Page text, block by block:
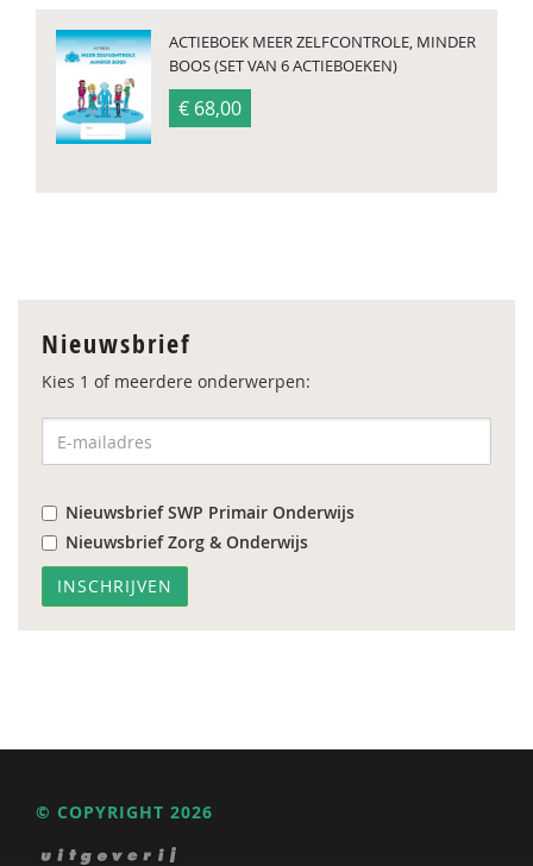
ACTIEBOEK MEER ZELFCONTROLE, MINDER
BOOS (SET VAN 6 ACTIEBOEKEN)
€ 68,00
Nieuwsbrief
Kies 1 of meerdere onderwerpen:
Nieuwsbrief SWP Primair Onderwijs
Nieuwsbrief Zorg & Onderwijs
© COPYRIGHT 2026